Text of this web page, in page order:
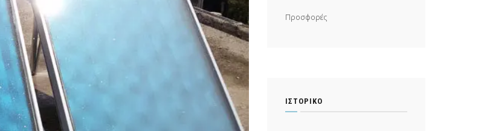
Προσφορές
ΙΣΤΟΡΙΚΌ